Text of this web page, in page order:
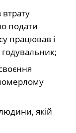
подати
працював і
якій